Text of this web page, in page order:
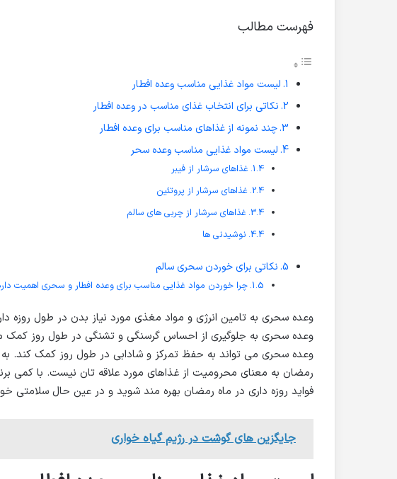
فهرست مطالب
لیست مواد غذایی مناسب وعده افطار
نکاتی برای انتخاب غذای مناسب در وعده افطار
چند نمونه از غذاهای مناسب برای وعده افطار
لیست مواد غذایی مناسب وعده سحر
غذاهای سرشار از فیبر
غذاهای سرشار از پروتئین
غذاهای سرشار از چربی های سالم
نوشیدنی ها
نکاتی برای خوردن سحری سالم
چرا خوردن مواد غذایی مناسب برای وعده افطار و سحری اهمیت
وعده سحری به تامین انرژی و مواد مغذی مورد نیاز بدن در طول روزه
وعده سحری به جلوگیری از احساس گرسنگی و تشنگی در طول روز
وعده سحری می تواند به حفظ تمرکز و شادابی در طول روز کمک کند. به
رمضان به معنای محرومیت از غذاهای مورد علاقه تان نیست. با کمی
فواید روزه داری در ماه رمضان بهره مند شوید و در عین حال سلامتی
جایگزین های گوشت در رژیم گیاه خواری